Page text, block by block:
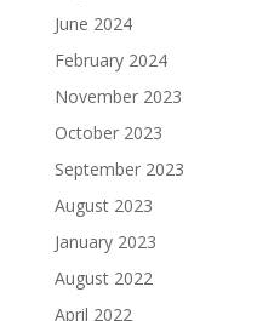
June 2024
February 2024
November 2023
October 2023
September 2023
August 2023
January 2023
August 2022
April 2022